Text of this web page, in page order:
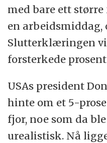
med bare ett
en
Slutterklæringen
forsterkede
USAs president
hinte om et 5-
fjor, noe som da
urealistisk. Nå